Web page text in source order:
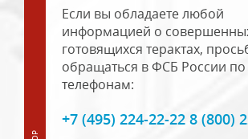
Если вы обладаете любой
информацией о
готовящихся терактах,
обращаться в ФСБ России по
телефонам:
+7 (495) 224-22-22 8 (800)